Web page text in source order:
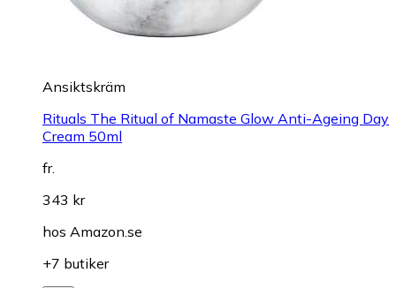
Ansiktskräm
Rituals The Ritual of Namaste Glow Anti-Ageing Day
Cream 50ml
fr.
343 kr
hos Amazon.se
+7 butiker